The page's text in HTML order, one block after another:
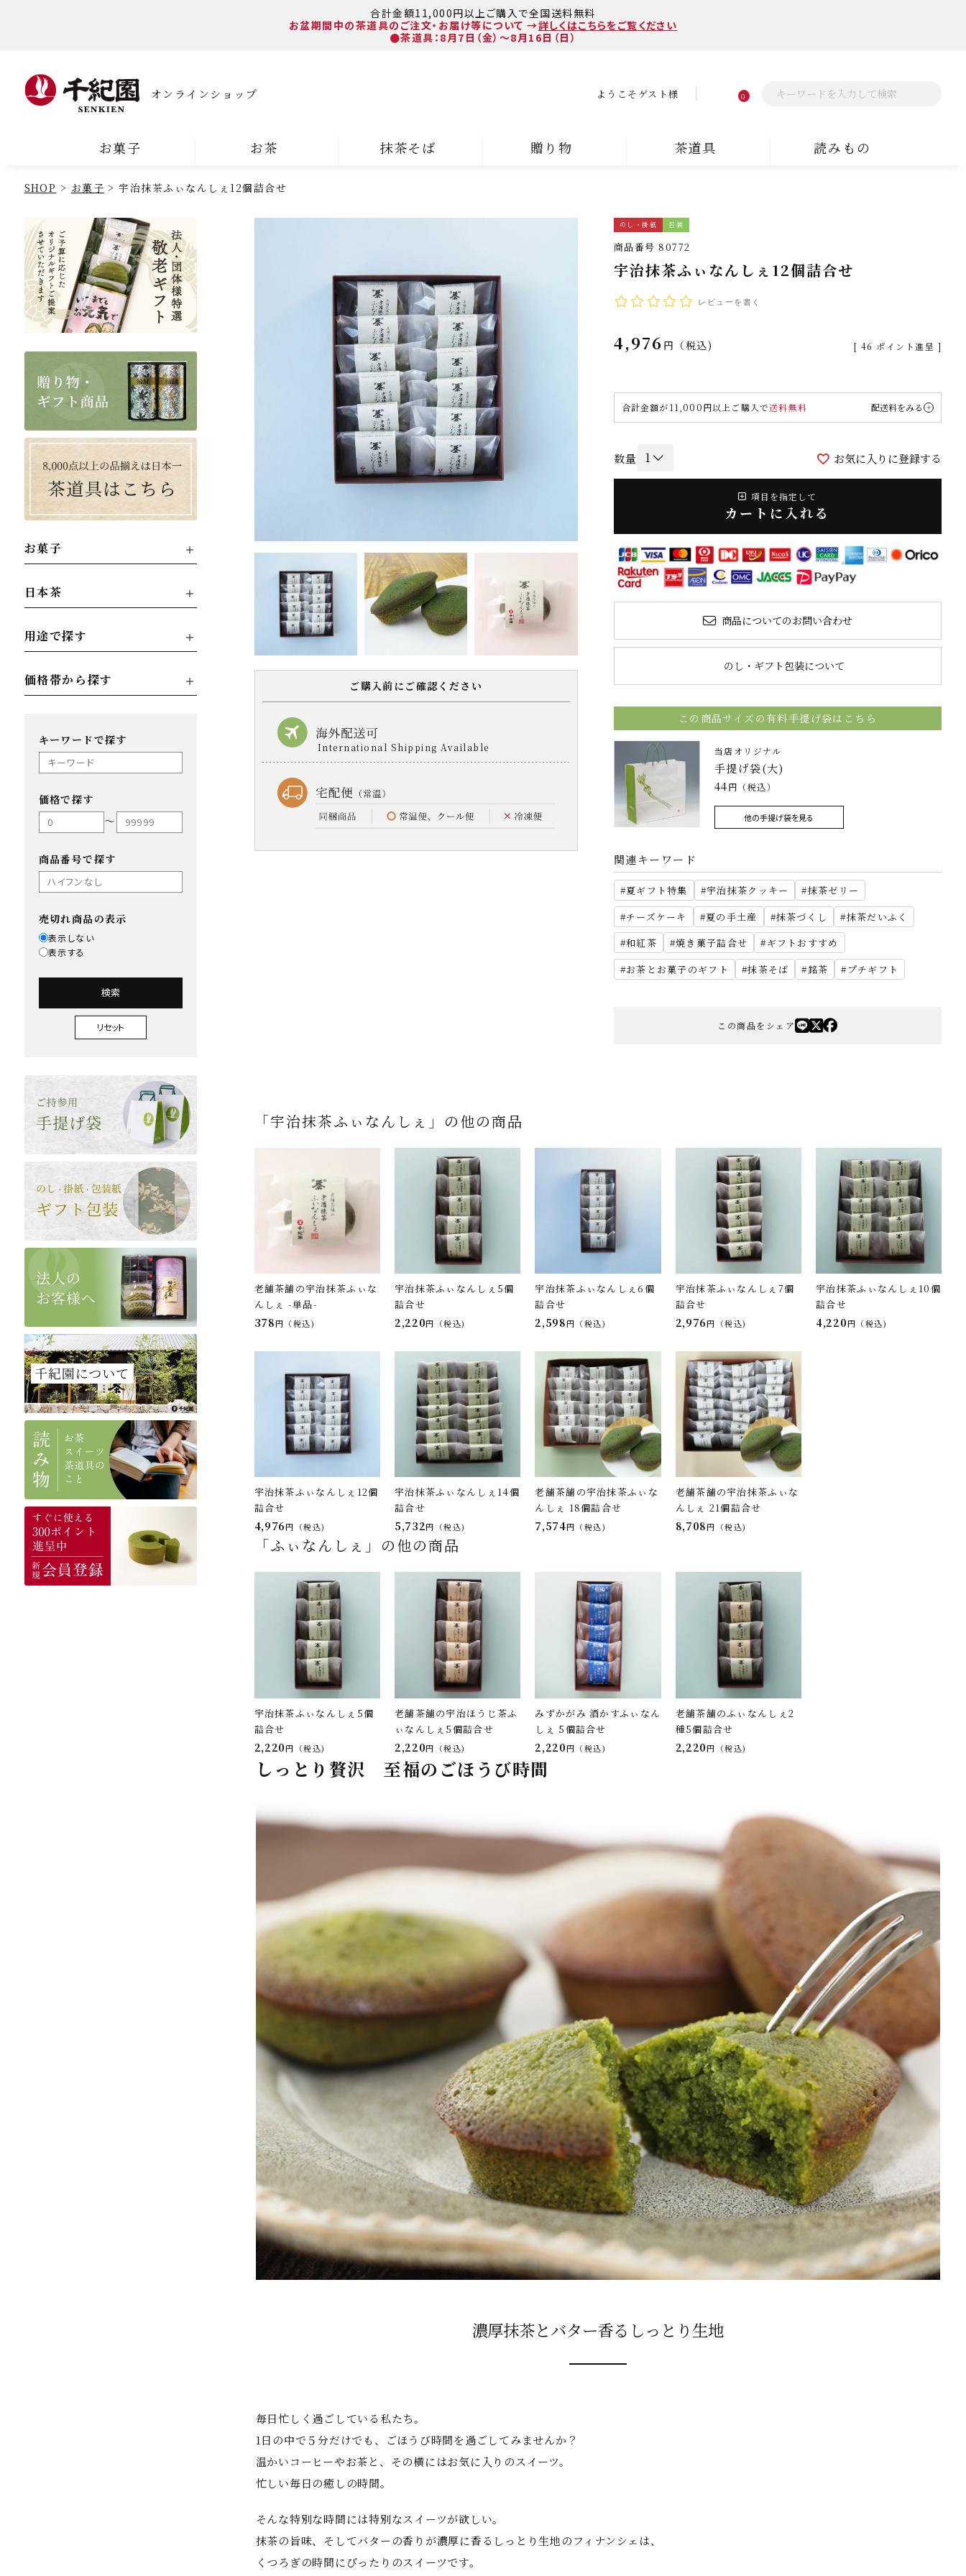
合計金額11,000円以上ご購入で全国送料無料
お盆期間中の茶道具のご注文・お届け等について →詳しくはこちらをご覧ください
●茶道具：8月7日（金）～8月16日（日）
オンラインショップ ようこそゲスト様 0
お菓子 お茶 抹茶そば 贈り物 茶道具 読みもの
SHOP お菓子 宇治抹茶ふぃなんしぇ12個詰合せ
お菓子
日本茶
用途で探す
価格帯から探す
キーワードで探す
価格で探す
〜
商品番号で探す
売切れ商品の表示
表示しない
表示する
検索
リセット
ご購入前にご確認ください
のし・掛紙 包装
商品番号 80772
宇治抹茶ふぃなんしぇ12個詰合せ
レビューを書く
4,976 税込 [ 46 ポイント進呈 ]
合計金額が11,000円以上ご購入で送料無料 配送料をみる
お気に入りに登録する
項目を指定して
カートに入れる
商品についてのお問い合わせ
のし・ギフト包装について
この商品サイズの有料手提げ袋はこちら
当店オリジナル
手提げ袋(大)
44円（税込）
他の手提げ袋を見る
関連キーワード
夏ギフト特集 宇治抹茶クッキー
抹茶ゼリー
チーズケーキ
夏の手土産 抹茶づくし
抹茶だいふく
和紅茶
焼き菓子詰合せ
ギフトおすすめ
お茶とお菓子のギフト
抹茶そば 銘茶 プチギフト
この商品をシェア
「宇治抹茶ふぃなんしぇ」の他の商品
老舗茶舗の宇治抹茶ふぃな
んしぇ -単品-
378 税込
宇治抹茶ふぃなんしぇ5個
詰合せ
2,220 税込
宇治抹茶ふぃなんしぇ6個
詰合せ
2,598 税込
宇治抹茶ふぃなんしぇ7個
詰合せ
2,976 税込
宇治抹茶ふぃなんしぇ10個
詰合せ
4,220 税込
宇治抹茶ふぃなんしぇ12個
詰合せ
4,976 税込
宇治抹茶ふぃなんしぇ14個
詰合せ
5,732 税込
老舗茶舗の宇治抹茶ふぃな
んしぇ 18個詰合せ
7,574 税込
老舗茶舗の宇治抹茶ふぃな
んしぇ 21個詰合せ
8,708 税込
「ふぃなんしぇ」の他の商品
宇治抹茶ふぃなんしぇ5個
詰合せ
2,220 税込
老舗茶舗の宇治ほうじ茶ふ
ぃなんしぇ5個詰合せ
2,220 税込
みずかがみ 酒かすふぃなん
しぇ 5個詰合せ
2,220 税込
老舗茶舗のふぃなんしぇ2
種5個詰合せ
2,220 税込
しっとり贅沢 至福のごほうび時間
濃厚抹茶とバター香るしっとり生地
毎日忙しく過ごしている私たち。
1日の中で５分だけでも、ごほうび時間を過ごしてみませんか？
温かいコーヒーやお茶と、その横にはお気に入りのスイーツ。
忙しい毎日の癒しの時間。
そんな特別な時間には特別なスイーツが欲しい。
抹茶の旨味、そしてバターの香りが濃厚に香るしっとり生地のフィナンシェは、
くつろぎの時間にぴったりのスイーツです。